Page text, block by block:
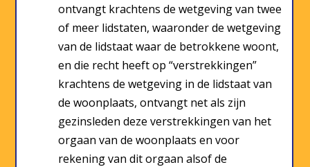
ontvangt krachtens de wetgeving van twee
of meer lidstaten, waaronder de wetgeving
van de lidstaat waar de betrokkene woont,
en die recht heeft op “verstrekkingen”
krachtens de wetgeving in de lidstaat van
de woonplaats, ontvangt net als zijn
gezinsleden deze verstrekkingen van het
orgaan van de woonplaats en voor
rekening van dit orgaan alsof de